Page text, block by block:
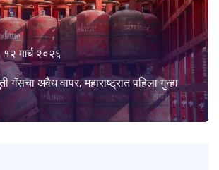
१२ मार्च २०२६
गॅसचा अवैध वापर, महाराष्ट्रात पहिला गुन्हा